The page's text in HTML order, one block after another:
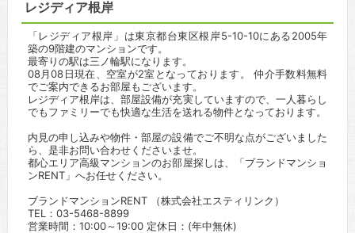
レジディア根岸
「レジディア根岸」は東京都台東区根岸5-10-10にある2005年
築の9階建のマンションです。
最寄りの駅は三ノ輪駅になります。
08月08日現在、空室が2室となっております。 仲介手数料無料
でご案内できるお部屋もございます。
レジディア根岸は、部屋設備が充実していますので、一人暮らし
でもファミリーでも快適な生活を送れる物件となっております。
内見の申し込みや物件・部屋の設備でご不明な点がございました
ら、是非お問い合わせくださいませ。
都心エリア高級マンションのお部屋探しは、「ブランドマンショ
ンRENT」へお任せください。
ブランドマンションRENT （株式会社エスティリンク）
TEL：03-5468-8899
営業時間：10:00～19:00 定休日：(年中無休)